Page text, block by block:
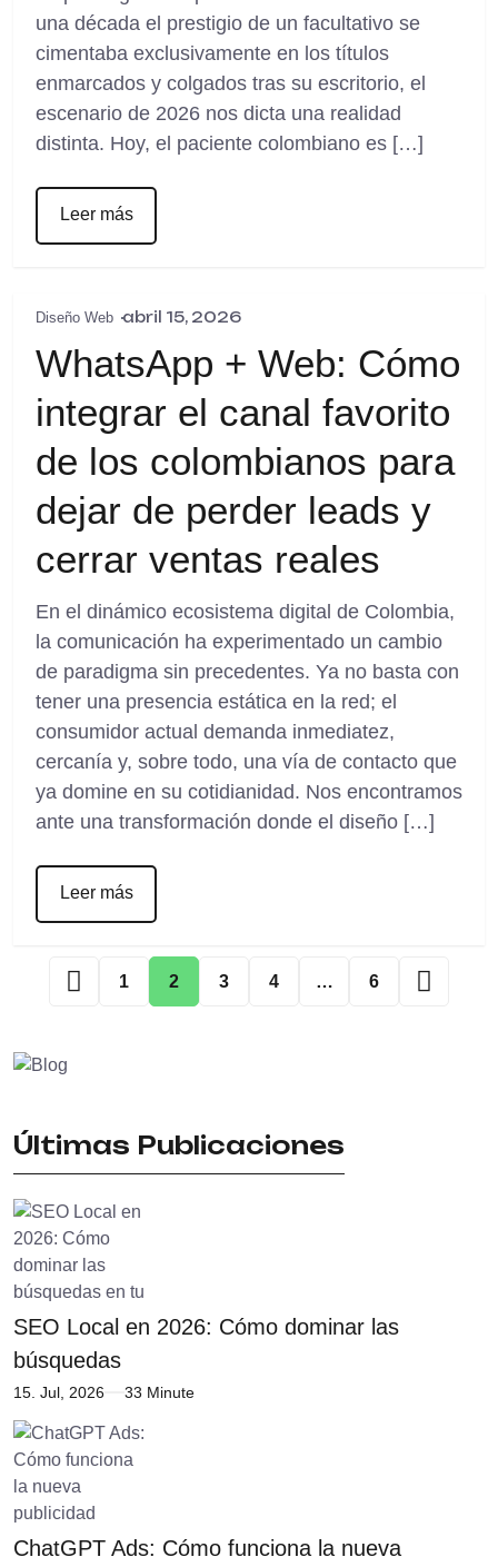
una década el prestigio de un facultativo se
cimentaba exclusivamente en los títulos
enmarcados y colgados tras su escritorio, el
escenario de 2026 nos dicta una realidad
distinta. Hoy, el paciente colombiano es […]
Leer más
Diseño Web abril 15, 2026
WhatsApp + Web: Cómo
integrar el canal favorito
de los colombianos para
dejar de perder leads y
cerrar ventas reales
En el dinámico ecosistema digital de Colombia,
la comunicación ha experimentado un cambio
de paradigma sin precedentes. Ya no basta con
tener una presencia estática en la red; el
consumidor actual demanda inmediatez,
cercanía y, sobre todo, una vía de contacto que
ya domine en su cotidianidad. Nos encontramos
ante una transformación donde el diseño […]
Leer más
1 2 3 4 … 6
Últimas Publicaciones
SEO Local en 2026: Cómo dominar las
búsquedas
15. Jul, 2026 33 Minute
ChatGPT Ads: Cómo funciona la nueva